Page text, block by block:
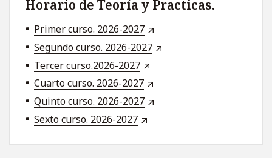
Horario de Teoría y Practicas.
Primer curso. 2026-2027
Segundo curso. 2026-2027
Tercer curso.2026-2027
Cuarto curso. 2026-2027
Quinto curso. 2026-2027
Sexto curso. 2026-2027